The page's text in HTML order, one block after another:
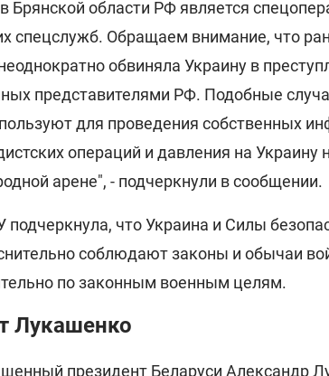
Брянской области РФ является
спецслужб. Обращаем внимание, что
обвиняла Украину в
представителями РФ. Подобные
для проведения собственных
операций и давления на Украину
арене", - подчеркнули в сообщении.
подчеркнула, что Украина и Силы
соблюдают законы и обычаи
по законным военным целям.
Лукашенко
президент Беларуси Александр